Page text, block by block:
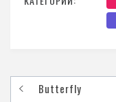
Butterfly